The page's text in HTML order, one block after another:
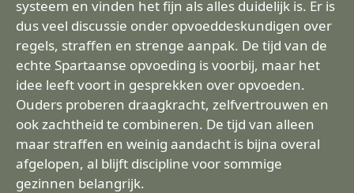
systeem en vinden het fijn als alles duidelijk is. Er is
dus veel discussie onder opvoeddeskundigen over
regels, straffen en strenge aanpak. De tijd van de
echte Spartaanse opvoeding is voorbij, maar het
idee leeft voort in gesprekken over opvoeden.
Ouders proberen draagkracht, zelfvertrouwen en
ook zachtheid te combineren. De tijd van alleen
maar straffen en weinig aandacht is bijna overal
afgelopen, al blijft discipline voor sommige
gezinnen belangrijk.